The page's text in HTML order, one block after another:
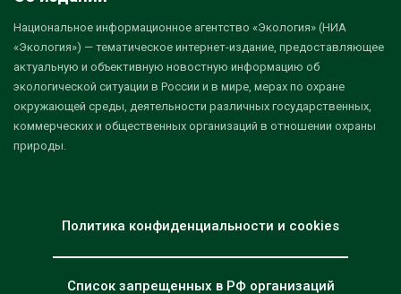
Национальное информационное агентство «Экология» (НИА
«Экология») — тематическое интернет-издание, предоставляющее
актуальную и объективную новостную информацию об
экологической ситуации в России и в мире, мерах по охране
окружающей среды, деятельности различных государственных,
коммерческих и общественных организаций в отношении охраны
природы.
Политика конфиденциальности и cookies
Список запрещенных в РФ организаций